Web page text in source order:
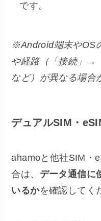
です。
※Android端末やOS
や経路（「接続」→
など）が異なる場合
デュアルSIM・
ahamoと他社SIM・
合は、 データ通信に
いるかを確認してく